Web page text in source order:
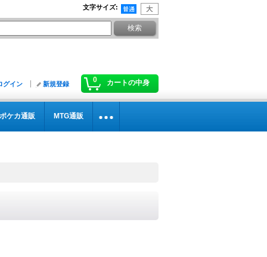
文字サイズ:
0 カートの中身
グイン 新規登録
ポケカ通販 MTG通販